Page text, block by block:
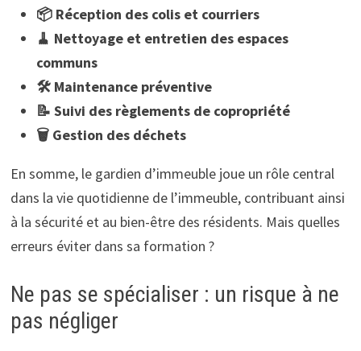
📦 Réception des colis et courriers
🧹 Nettoyage et entretien des espaces
communs
🛠️ Maintenance préventive
📝 Suivi des règlements de copropriété
🗑️ Gestion des déchets
En somme, le gardien d’immeuble joue un rôle central
dans la vie quotidienne de l’immeuble, contribuant ainsi
à la sécurité et au bien-être des résidents. Mais quelles
erreurs éviter dans sa formation ?
Ne pas se spécialiser : un risque à ne
pas négliger